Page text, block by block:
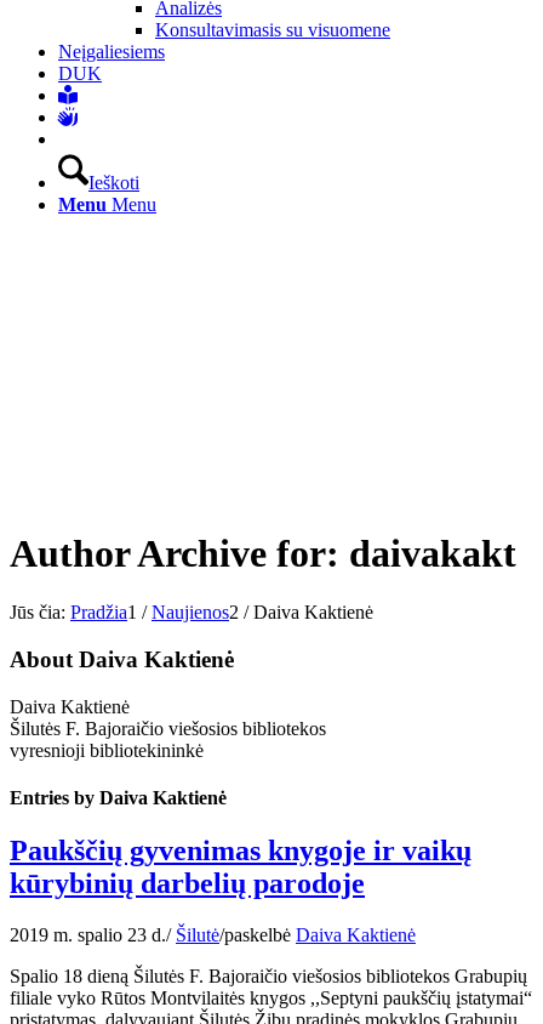
Analizės
Konsultavimasis su visuomene
Neįgaliesiems
DUK
Ieškoti
Menu Menu
Author Archive for: daivakakt
Jūs čia: Pradžia1 / Naujienos2 / Daiva Kaktienė
About Daiva Kaktienė
Daiva Kaktienė
Šilutės F. Bajoraičio viešosios bibliotekos
vyresnioji bibliotekininkė
Entries by Daiva Kaktienė
Paukščių gyvenimas knygoje ir vaikų
kūrybinių darbelių parodoje
2019 m. spalio 23 d./ Šilutė/paskelbė Daiva Kaktienė
Spalio 18 dieną Šilutės F. Bajoraičio viešosios bibliotekos Grabupių
filiale vyko Rūtos Montvilaitės knygos ,,Septyni paukščių įstatymai“
pristatymas, dalyvaujant Šilutės Žibų pradinės mokyklos Grabupių